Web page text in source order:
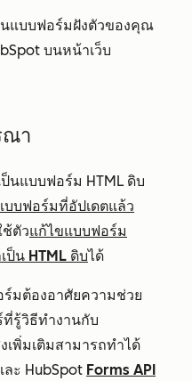
แบบฟอร์มฝังตัวของคุณ
บนหน้าเว็บ
ณา
นแบบฟอร์ม HTML ดิบ
บบฟอร์มที่อัปเดตแล้ว
ช้ตัวแก้ไขแบบฟอร์ม
ป็น HTML ดิบได้
มต้องอาศัยความช่วย
รู้วิธีทำงานกับ
เพิ่มเติมสามารถทำได้
ะ HubSpot Forms API